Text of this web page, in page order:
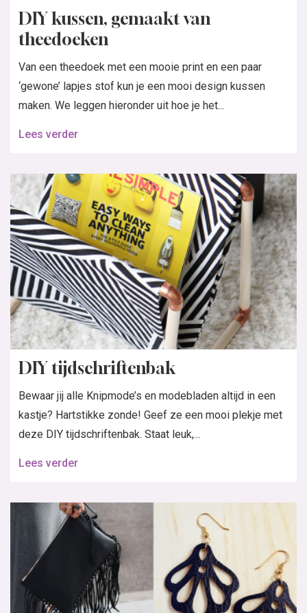
DIY kussen, gemaakt van
theedoeken
Van een theedoek met een mooie print en een paar
‘gewone’ lapjes stof kun je een mooi design kussen
maken. We leggen hieronder uit hoe je het...
Lees verder
DIY tijdschriftenbak
Bewaar jij alle Knipmode’s en modebladen altijd in een
kastje? Hartstikke zonde! Geef ze een mooi plekje met
deze DIY tijdschriftenbak. Staat leuk,...
Lees verder